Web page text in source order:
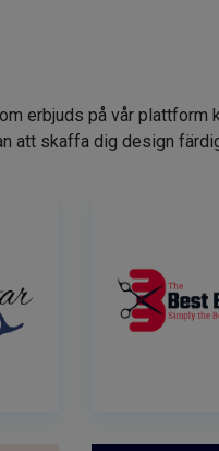
erbjuds på vår plattform
att skaffa dig design